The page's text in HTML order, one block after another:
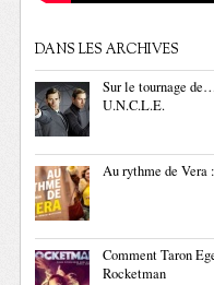
DANS LES ARCHIVES
Sur le tournage
U.N.C.L.E.
Au rythme de Vera
Comment Taron
Rocketman